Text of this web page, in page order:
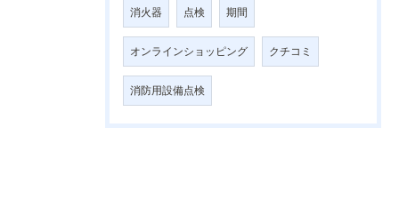
消火器 点検 期間
オンラインショッピング クチコミ
消防用設備点検